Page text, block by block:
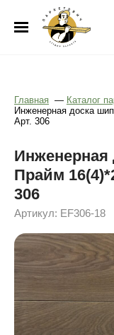
Главная — Каталог
Инженерная доска
Арт. 306
Инженерная
Прайм
306
Артикул: EF306-18